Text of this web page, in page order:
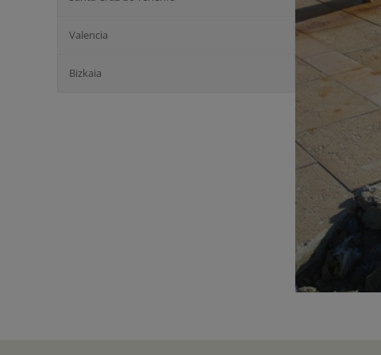
Valencia
Bizkaia